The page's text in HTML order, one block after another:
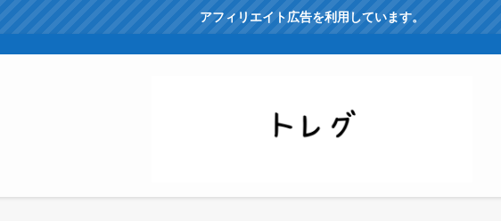
アフィリエイト広告を利用しています。